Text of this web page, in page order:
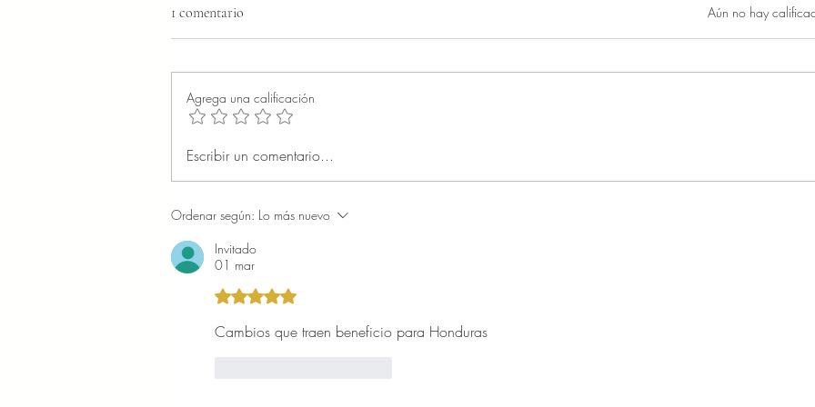
1 comentario Obtuvo 0 de 5 estrellas.
Aún no hay
Agrega una calificación
Escribir un comentario...
Ordenar según: Lo más nuevo
Invitado
01 mar
Obtuvo 5 de 5 estrellas.
Cambios que traen beneficio para Honduras